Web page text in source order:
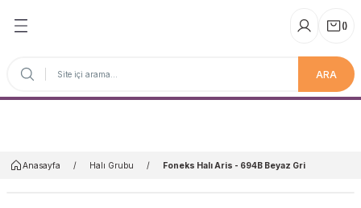
ARA
()
Anasayfa Halı Grubu Foneks Halı Aris - 694B Beyaz Gri